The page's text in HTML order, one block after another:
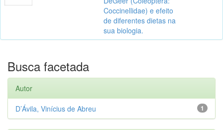
Coccinellidae) e efeito
de diferentes dietas na
sua biologia.
Busca facetada
Autor
1
D’Ávila, Vinícius de Abreu